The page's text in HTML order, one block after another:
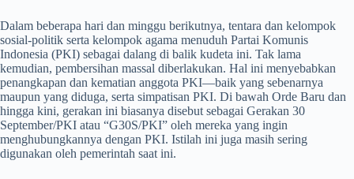
Dalam beberapa hari dan minggu berikutnya, tentara dan kelompok
sosial-politik serta kelompok agama menuduh Partai Komunis
Indonesia (PKI) sebagai dalang di balik kudeta ini. Tak lama
kemudian, pembersihan massal diberlakukan. Hal ini menyebabkan
penangkapan dan kematian anggota PKI—baik yang sebenarnya
maupun yang diduga, serta simpatisan PKI. Di bawah Orde Baru dan
hingga kini, gerakan ini biasanya disebut sebagai Gerakan 30
September/PKI atau “G30S/PKI” oleh mereka yang ingin
menghubungkannya dengan PKI. Istilah ini juga masih sering
digunakan oleh pemerintah saat ini.